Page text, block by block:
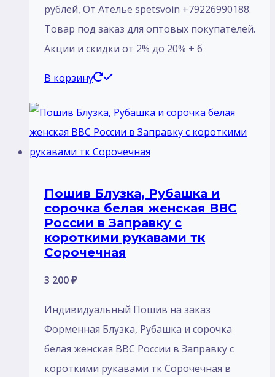
рублей, От Ателье spetsvoin +79226990188.
Товар под заказ для оптовых покупателей.
Акции и скидки от 2% до 20% + б
В корзину
Пошив Блузка, Рубашка и
сорочка белая женская ВВС
России в Заправку с
короткими рукавами тк
Сорочечная
3 200₽
Индивидуальный Пошив на заказ
Форменная Блузка, Рубашка и сорочка
белая женская ВВС России в Заправку с
короткими рукавами тк Сорочечная в